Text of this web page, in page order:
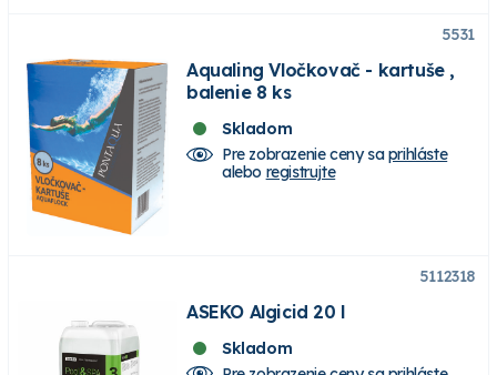
5531
Aqualing Vločkovač - kartuše ,
balenie 8 ks
Skladom
Pre zobrazenie ceny saprihláste
alebo registrujte
5112318
ASEKO Algicid 20 l
Skladom